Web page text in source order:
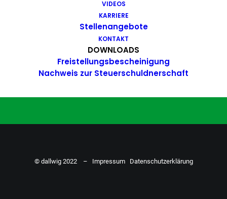
VIDEOS
KARRIERE
Stellenangebote
KONTAKT
DOWNLOADS
Freistellungsbescheinigung
Nachweis zur Steuerschuldnerschaft
Action. Bewirb dich ganz einfach
ZU DEN STELLENANGEBOTEN
© dallwig 2022 – Impressum Datenschutzerklärung